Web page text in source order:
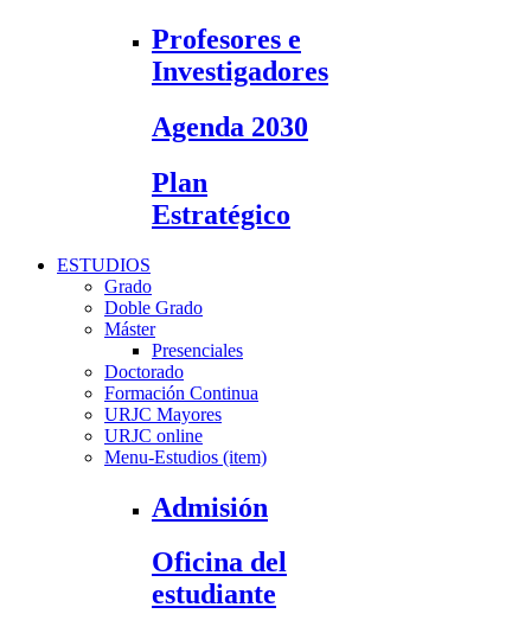
Profesores e
Investigadores
Agenda 2030
Plan
Estratégico
ESTUDIOS
Grado
Doble Grado
Máster
Presenciales
Doctorado
Formación Continua
URJC Mayores
URJC online
Menu-Estudios (item)
Admisión
Oficina del
estudiante